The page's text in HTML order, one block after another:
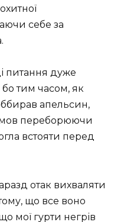
себе за
питання дуже
тим часом, як
апельсин,
переборюючи
встояти перед
отак вихваляти
що все воно
мої гурти негрів